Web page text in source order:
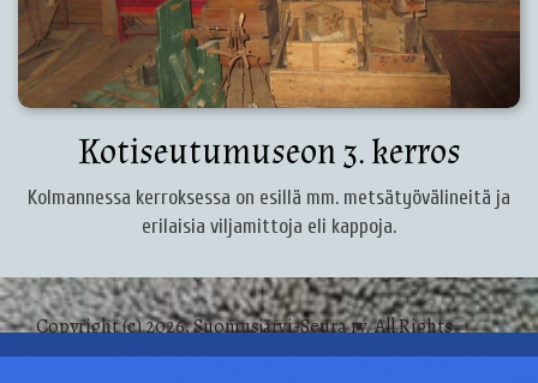
Kotiseutumuseon 3. kerros
Kolmannessa kerroksessa on esillä mm. metsätyövälineitä ja
erilaisia viljamittoja eli kappoja.
Copyright (c) 2026, Suomusjärvi-Seura ry. All Rights
Reserved.